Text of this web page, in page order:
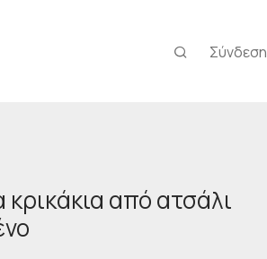
Σύνδεση
κρικάκια από ατσάλι